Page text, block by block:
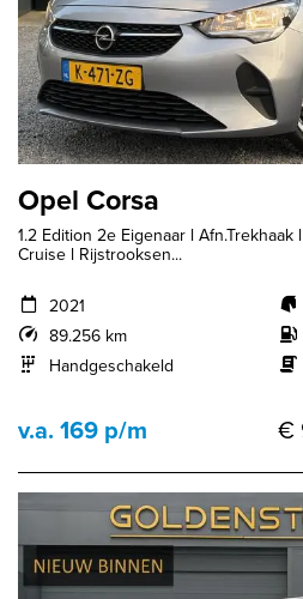
Opel Corsa
1.2 Edition 2e Eigenaar l
Cruise l Rijstrooksen...
2021
89.256 km
Handgeschakeld
v.a. 169 p/m €